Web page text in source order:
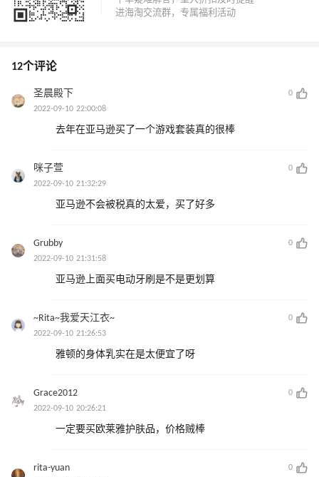
12个评论
圣晨殿下
0
2022-09-10 22:00:08
去年在亚马逊买了一个游戏套装真的很棒
咪子萱
0
2022-09-10 21:32:29
亚马逊不会被税真的太爱，买了好多
Grubby
0
2022-09-10 21:31:58
亚马逊上面买电动牙刷是不是更划算
~Rita~我爱天江衣~
0
2022-09-10 21:26:53
雅顿的身体乳实在是太便宜了呀
Grace2012
0
2022-09-10 20:26:21
一定要买欧莱雅护肤品，价格贼棒
rita-yuan
0